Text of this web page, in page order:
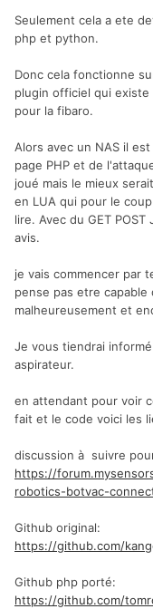
Seulement cela a ete
php et python.
Donc cela fonctionne
plugin officiel qui existe
pour la fibaro.
Alors avec un NAS il
page PHP et de
joué mais le mieux
en LUA qui pour le
lire. Avec du GET
avis.
je vais commencer par
pense pas etre
malheureusement et
Je vous tiendrai
aspirateur.
en attendant pour voir
fait et le code voici les
discussion à suivre
https://
robotics-botvac-
Github original:
https://github.com/
Github php porté:
https://github.com/